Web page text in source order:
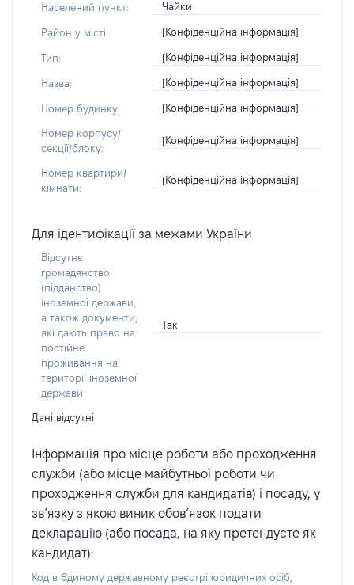
Населений пункт: Чайки
Район у місті: [Конфіденційна інформація]
Тип: [Конфіденційна інформація]
Назва: [Конфіденційна інформація]
Номер будинку: [Конфіденційна інформація]
Номер корпусу/
секції/блоку:
[Конфіденційна інформація]
Номер квартири/
кімнати:
[Конфіденційна інформація]
Для ідентифікації за межами України
Відсутнє
громадянство
(підданство)
іноземної держави,
а також документи,
які дають право на
постійне
проживання на
території іноземної
держави
Так
Дані відсутні
Інформація про місце роботи або проходження
служби (або місце майбутньої роботи чи
проходження служби для кандидатів) і посаду, у
зв’язку з якою виник обов’язок подати
декларацію (або посада, на яку претендуєте як
кандидат):
Код в Єдиному державному реєстрі юридичних осіб,